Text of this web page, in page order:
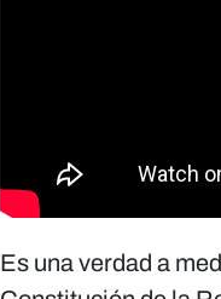
Es una verdad a